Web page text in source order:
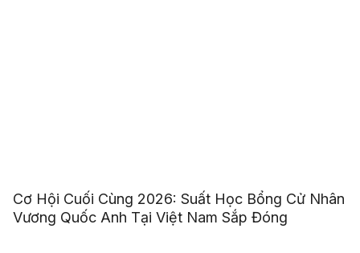
Cơ Hội Cuối Cùng 2026: Suất Học Bổng Cử Nhân
Vương Quốc Anh Tại Việt Nam Sắp Đóng